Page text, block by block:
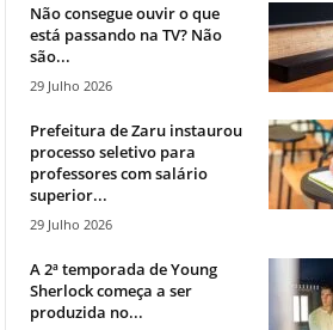
Não consegue ouvir o que
está passando na TV? Não
são...
29 Julho 2026
Prefeitura de Zaru instaurou
processo seletivo para
professores com salário
superior...
29 Julho 2026
A 2ª temporada de Young
Sherlock começa a ser
produzida no...